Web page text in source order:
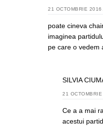
21 OCTOMBRIE 2016
poate cineva
imaginea
pe care o vedem
SILVIA
21
Ce a a mai
acestui